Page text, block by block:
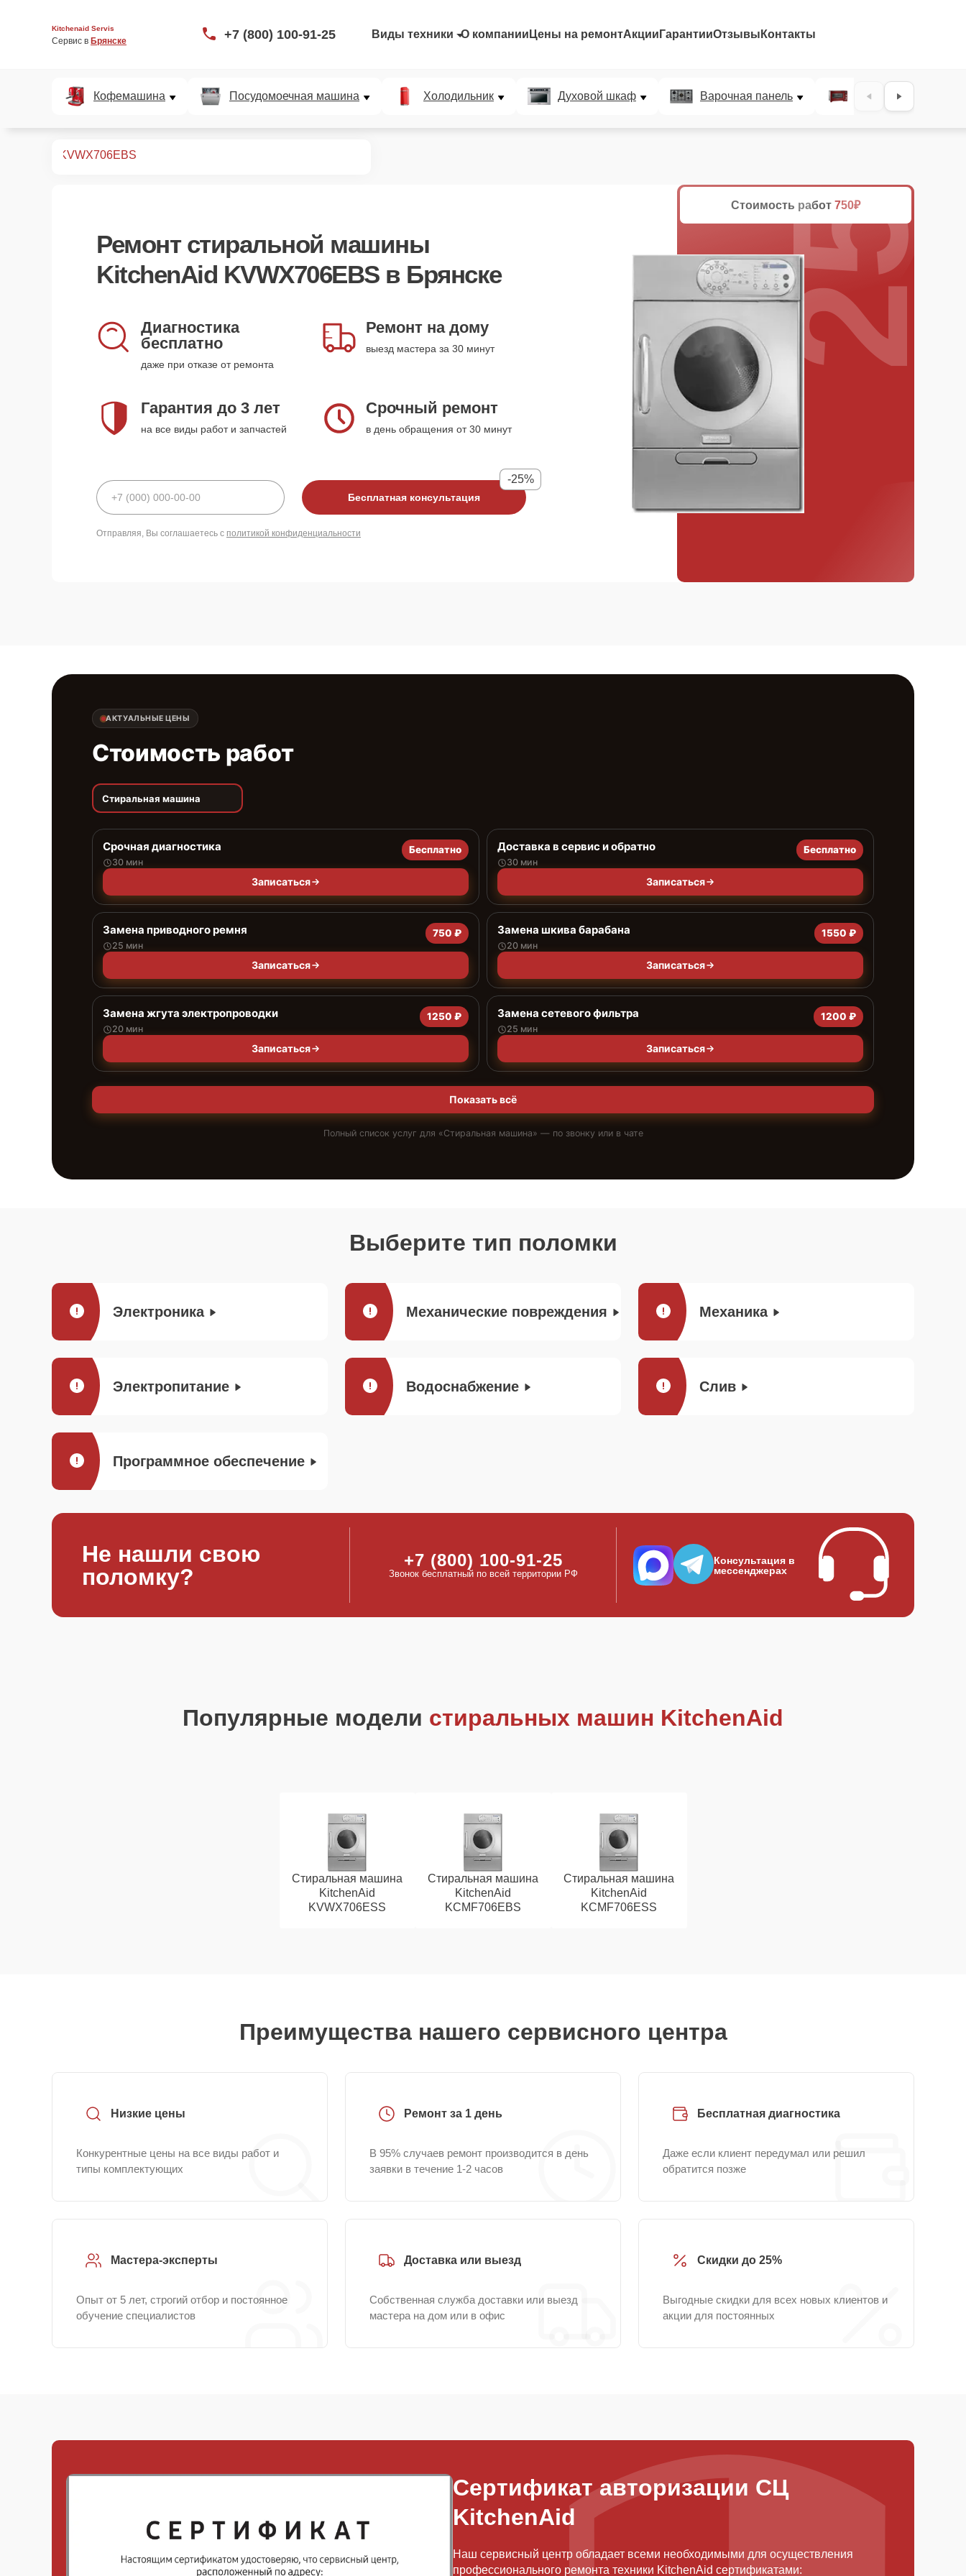
Kitchenaid Servis
Сервис в Брянске +7 (800) 100-91-25 Виды техники О компании Цены на ремонтАкции ГарантииОтзывы Контакты
Кофемашина Посудомоечная машина Холодильник Духовой шкаф Варочная панель Микроволновая
KVWX706EBS
Ремонт стиральной машины
KitchenAid KVWX706EBSв Брянске
Диагностика
бесплатно
даже при отказе от ремонта
Ремонт на дому
выезд мастера за 30 минут
Гарантия до 3 лет
на все виды работ и запчастей
Срочный ремонт
в день обращения от 30 минут
Бесплатная консультация
-25%
Отправляя, Вы соглашаетесь с политикой конфиденциальности
Стоимость работ 750₽
25%
АКТУАЛЬНЫЕ ЦЕНЫ
Стоимость работ
Стиральная машина
Срочная диагностика
30 мин
Бесплатно
Записаться
Доставка в сервис и обратно
30 мин
Бесплатно
Записаться
Замена приводного ремня
25 мин
750 ₽
Записаться
Замена шкива барабана
20 мин
1550 ₽
Записаться
Замена жгута электропроводки
20 мин
1250 ₽
Записаться
Замена сетевого фильтра
25 мин
1200 ₽
Записаться
Показать всё
Полный список услуг для «Стиральная машина» — по звонку или в чате
Выберите тип поломки
Электроника Механические повреждения Механика
Электропитание Водоснабжение Слив
Программное обеспечение
Не нашли свою
поломку?
+7 (800) 100-91-25
Звонок бесплатный по всей территории РФ
Консультация в
мессенджерах
Популярные модели стиральных машин KitchenAid
Стиральная машина
KitchenAid
KVWX706ESS
Стиральная машина
KitchenAid
KCMF706EBS
Стиральная машина
KitchenAid
KCMF706ESS
Преимущества нашего сервисного центра
Низкие цены
Конкурентные цены на все виды работ и
типы комплектующих
Ремонт за 1 день
В 95% случаев ремонт производится в день
заявки в течение 1-2 часов
Бесплатная диагностика
Даже если клиент передумал или решил
обратится позже
Мастера-эксперты
Опыт от 5 лет, строгий отбор и постоянное
обучение специалистов
Доставка или выезд
Собственная служба доставки или выезд
мастера на дом или в офис
Скидки до 25%
Выгодные скидки для всех новых клиентов и
акции для постоянных
Сертификат авторизации СЦ
KitchenAid
Наш сервисный центр обладает всеми необходимыми для осуществления
профессионального ремонта техники KitchenAid сертификатами: